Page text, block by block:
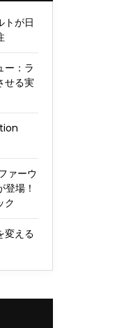
トが日
ー：ラ
せる実
ァーウ
場！
ク
変える